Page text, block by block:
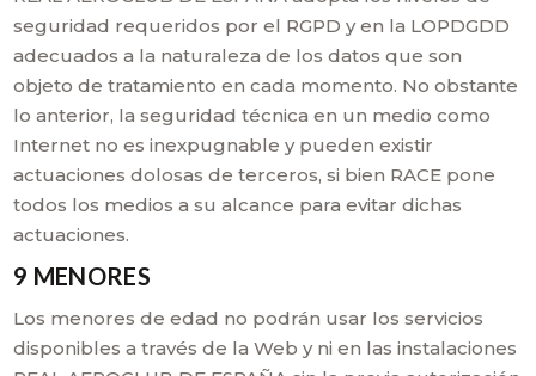
seguridad requeridos por el RGPD y en la LOPDGDD
adecuados a la naturaleza de los datos que son
objeto de tratamiento en cada momento. No obstante
lo anterior, la seguridad técnica en un medio como
Internet no es inexpugnable y pueden existir
actuaciones dolosas de terceros, si bien RACE pone
todos los medios a su alcance para evitar dichas
actuaciones.
9 MENORES
Los menores de edad no podrán usar los servicios
disponibles a través de la Web y ni en las instalaciones